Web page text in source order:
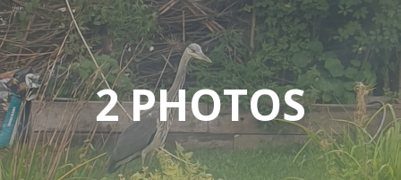
2 PHOTOS